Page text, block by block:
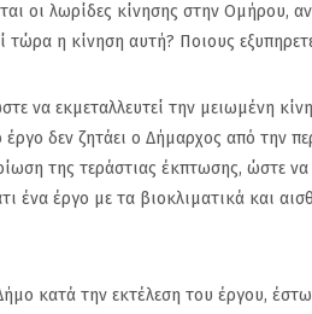
οι λωρίδες κίνησης στην Ομήρου,
τώρα η κίνηση αυτή? Ποιους
να εκμεταλλευτεί την μειωμένη
δεν ζητάει ο Δήμαρχος από την
της τεράστιας έκπτωσης, ώστε
ένα έργο με τα βιοκλιματικά και
κατά την εκτέλεση του έργου,